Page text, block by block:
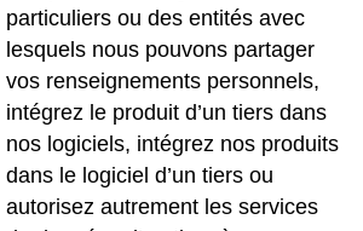
particuliers ou des entités avec
lesquels nous pouvons partager
vos renseignements personnels,
intégrez le produit d’un tiers dans
nos logiciels, intégrez nos produits
dans le logiciel d’un tiers ou
autorisez autrement les services